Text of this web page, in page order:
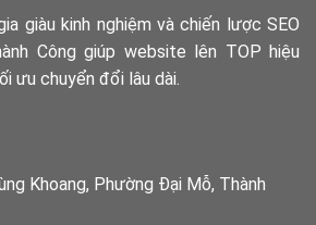
giàu kinh nghiệm và chiến lược SEO
Công giúp website lên TOP hiệu
ưu chuyển đổi lâu dài.
Khoang, Phường Đại Mỗ, Thành